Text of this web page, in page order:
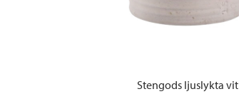
Stengods ljuslykta vit